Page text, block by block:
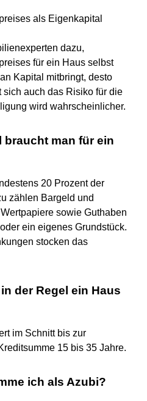
als Eigenkapital
dazu,
für ein Haus selbst
Kapital mitbringt, desto
sich auch das Risiko für die
wird wahrscheinlicher.
braucht man für ein
20 Prozent der
zählen Bargeld und
sowie Guthaben
ein eigenes Grundstück.
stocken das
der Regel ein Haus
im Schnitt bis zur
15 bis 35 Jahre.
ich als Azubi?